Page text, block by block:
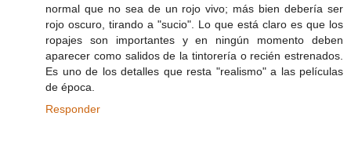
normal que no sea de un rojo vivo; más bien debería ser
rojo oscuro, tirando a "sucio". Lo que está claro es que los
ropajes son importantes y en ningún momento deben
aparecer como salidos de la tintorería o recién estrenados.
Es uno de los detalles que resta "realismo" a las películas
de época.
Responder